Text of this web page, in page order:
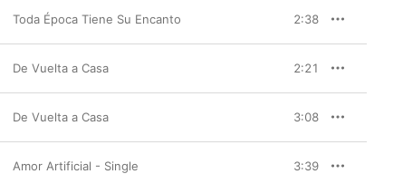
Toda Época Tiene Su Encanto 2:38
De Vuelta a Casa 2:21
De Vuelta a Casa 3:08
Amor Artificial - Single 3:39